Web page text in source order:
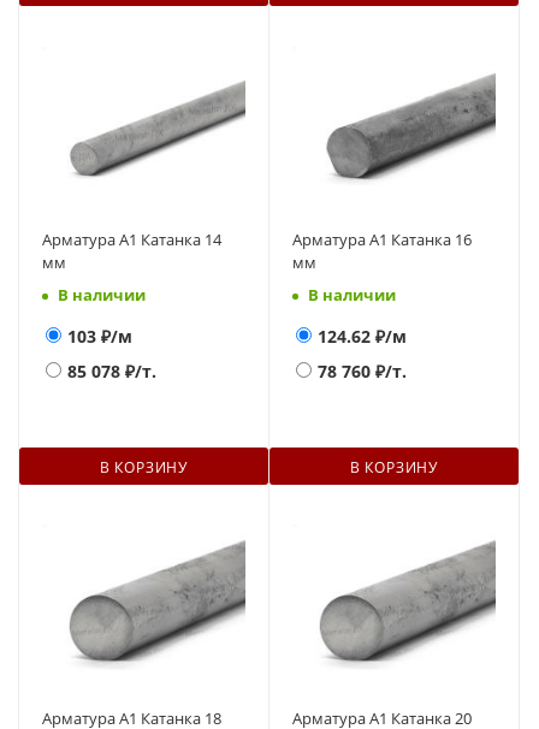
Арматура А1 Катанка 14
мм
В наличии
103 ₽/м
85 078 ₽/т.
В КОРЗИНУ
Арматура А1 Катанка 16
мм
В наличии
124.62 ₽/м
78 760 ₽/т.
В КОРЗИНУ
Арматура А1 Катанка 18 Арматура А1 Катанка 20